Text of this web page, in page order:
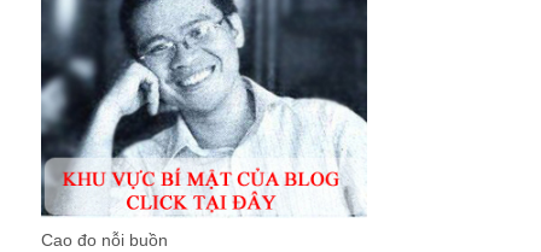
Cao đo nỗi buồn